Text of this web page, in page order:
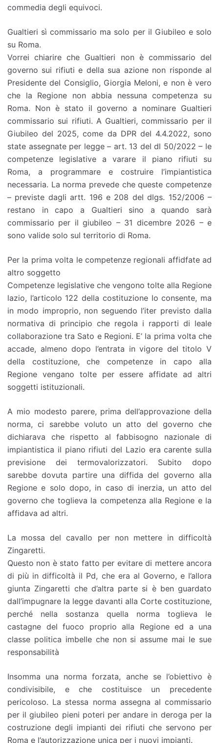
commedia degli equivoci.
Gualtieri sì commissario ma solo per il Giubileo e solo
su Roma.
Vorrei chiarire che Gualtieri non è commissario del
governo sui rifiuti e della sua azione non risponde al
Presidente del Consiglio, Giorgia Meloni, e non è vero
che la Regione non abbia nessuna competenza su
Roma. Non è stato il governo a nominare Gualtieri
commissario sui rifiuti. A Gualtieri, commissario per il
Giubileo del 2025, come da DPR del 4.4.2022, sono
state assegnate per legge – art. 13 del dl 50/2022 – le
competenze legislative a varare il piano rifiuti su
Roma, a programmare e costruire l’impiantistica
necessaria. La norma prevede che queste competenze
– previste dagli artt. 196 e 208 del dlgs. 152/2006 –
restano in capo a Gualtieri sino a quando sarà
commissario per il giubileo – 31 dicembre 2026 – e
sono valide solo sul territorio di Roma.
Per la prima volta le competenze regionali affidfate ad
altro soggetto
Competenze legislative che vengono tolte alla Regione
lazio, l’articolo 122 della costituzione lo consente, ma
in modo improprio, non seguendo l’iter previsto dalla
normativa di principio che regola i rapporti di leale
collaborazione tra Sato e Regioni. E’ la prima volta che
accade, almeno dopo l’entrata in vigore del titolo V
della costituzione, che competenze in capo alla
Regione vengano tolte per essere affidate ad altri
soggetti istituzionali.
A mio modesto parere, prima dell’approvazione della
norma, ci sarebbe voluto un atto del governo che
dichiarava che rispetto al fabbisogno nazionale di
impiantistica il piano rifiuti del Lazio era carente sulla
previsione dei termovalorizzatori. Subito dopo
sarebbe dovuta partire una diffida del governo alla
Regione e solo dopo, in caso di inerzia, un atto del
governo che toglieva la competenza alla Regione e la
affidava ad altri.
La mossa del cavallo per non mettere in difficoltà
Zingaretti.
Questo non è stato fatto per evitare di mettere ancora
di più in difficoltà il Pd, che era al Governo, e l’allora
giunta Zingaretti che d’altra parte si è ben guardato
dall’impugnare la legge davanti alla Corte costituzione,
perché nella sostanza quella norma toglieva le
castagne del fuoco proprio alla Regione ed a una
classe politica imbelle che non si assume mai le sue
responsabilità
Insomma una norma forzata, anche se l’obiettivo è
condivisibile, e che costituisce un precedente
pericoloso. La stessa norma assegna al commissario
per il giubileo pieni poteri per andare in deroga per la
costruzione degli impianti dei rifiuti che servono per
Roma e l’autorizzazione unica per i nuovi impianti.